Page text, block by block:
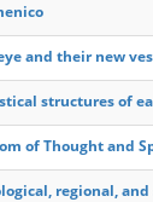
and their new
structures of
of Thought and
regional,